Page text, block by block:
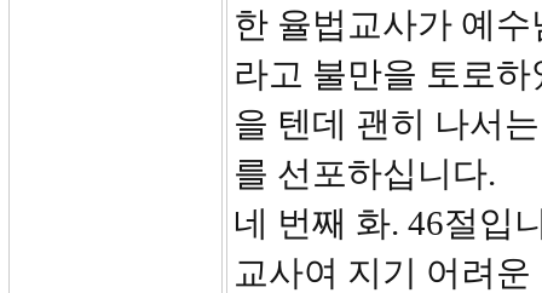
한 율법교사가 예
라고 불만을 토로
을 텐데 괜히 나서
를 선포하십니다.
네 번째 화. 46절입
교사여 지기 어려